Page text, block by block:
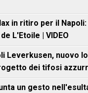
in ritiro per il
L'Etoile | VIDEO
Leverkusen, nuovo
dei tifosi
un gesto